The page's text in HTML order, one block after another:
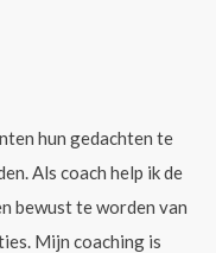
hun gedachten te
Als coach help ik de
bewust te worden van
Mijn coaching is